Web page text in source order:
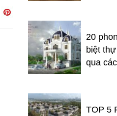
20
biệt
qua
TOP 5